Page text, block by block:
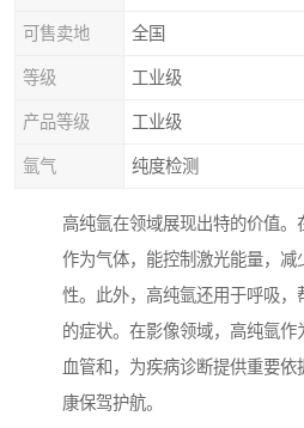
可售卖地 全国
等级 工业级
产品等级 工业级
氩气 纯度检测
高纯氩在领域展现出特的价值
作为气体，能控制激光能量，减
性。此外，高纯氩还用于呼吸，
的症状。在影像领域，高纯氩
血管和，为疾病诊断提供重要
康保驾护航。